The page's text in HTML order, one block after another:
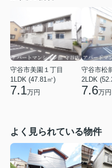
守谷市美園１丁目
1LDK (47.81㎡)
7.1万円
守谷市松
2LDK
7.6万円
よく見られている物件